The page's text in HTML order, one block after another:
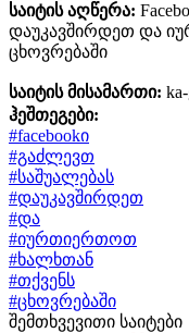
საიტის აღწერა:
დაუკავშირდეთ და
ცხოვრებაში
საიტის მისამართი:
ჰეშთეგები:
#facebookი
#გაძლევთ
#საშუალებას
#დაუკავშირდეთ
#და
#იურთიერთოთ
#ხალხთან
#თქვენს
#ცხოვრებაში
შემთხვევითი საიტები